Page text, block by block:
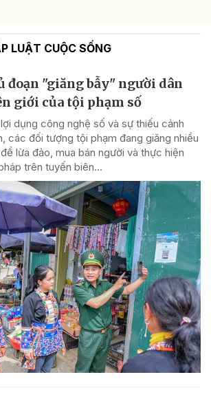
LUẬT CUỘC SỐNG
đoạn "giăng bẫy" người dân
giới của tội phạm số
dụng công nghệ số và sự thiếu cảnh
các đối tượng tội phạm đang giăng nhiều
lừa đảo, mua bán người và thực hiện
trên tuyến biên...